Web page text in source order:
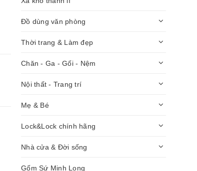
Đồ dùng văn phòng
Thời trang & Làm đẹp
Chăn - Ga - Gối - Nệm
Nội thất - Trang trí
Mẹ & Bé
Lock&Lock chính hãng
Nhà cửa & Đời sống
Gốm Sứ Minh Long